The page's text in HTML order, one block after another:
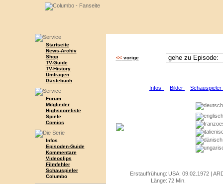
Startseite
News-Archiv
Shop
TV-Guide
TV-History
Umfragen
Gästebuch
Forum
Mitglieder
Highscoreliste
Spiele
Comics
Infos
Episoden-Guide
Kommentare
Videoclips
Filmfehler
Schauspieler
Columbo
<<vorige
Infos Bilder
Erstauffrühung: USA: 09.02.1972 |
Länge: 72 Min.